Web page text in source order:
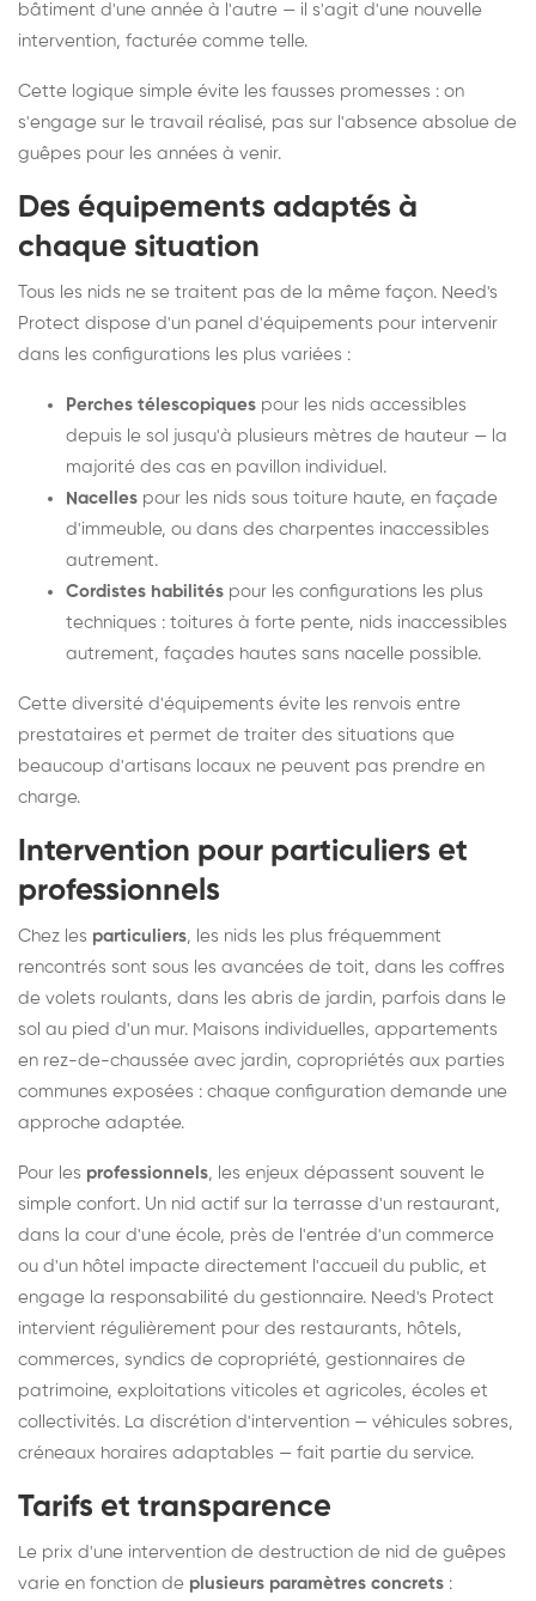
bâtiment d'une année à l'autre — il s'agit d'une nouvelle
intervention, facturée comme telle.
Cette logique simple évite les fausses promesses : on
s'engage sur le travail réalisé, pas sur l'absence absolue de
guêpes pour les années à venir.
Des équipements adaptés à
chaque situation
Tous les nids ne se traitent pas de la même façon. Need's
Protect dispose d'un panel d'équipements pour intervenir
dans les configurations les plus variées :
Perches télescopiques pour les nids accessibles
depuis le sol jusqu'à plusieurs mètres de hauteur — la
majorité des cas en pavillon individuel.
Nacelles pour les nids sous toiture haute, en façade
d'immeuble, ou dans des charpentes inaccessibles
autrement.
Cordistes habilités pour les configurations les plus
techniques : toitures à forte pente, nids inaccessibles
autrement, façades hautes sans nacelle possible.
Cette diversité d'équipements évite les renvois entre
prestataires et permet de traiter des situations que
beaucoup d'artisans locaux ne peuvent pas prendre en
charge.
Intervention pour particuliers et
professionnels
Chez les particuliers, les nids les plus fréquemment
rencontrés sont sous les avancées de toit, dans les coffres
de volets roulants, dans les abris de jardin, parfois dans le
sol au pied d'un mur. Maisons individuelles, appartements
en rez-de-chaussée avec jardin, copropriétés aux parties
communes exposées : chaque configuration demande une
approche adaptée.
Pour les professionnels, les enjeux dépassent souvent le
simple confort. Un nid actif sur la terrasse d'un restaurant,
dans la cour d'une école, près de l'entrée d'un commerce
ou d'un hôtel impacte directement l'accueil du public, et
engage la responsabilité du gestionnaire. Need's Protect
intervient régulièrement pour des restaurants, hôtels,
commerces, syndics de copropriété, gestionnaires de
patrimoine, exploitations viticoles et agricoles, écoles et
collectivités. La discrétion d'intervention — véhicules sobres,
créneaux horaires adaptables — fait partie du service.
Tarifs et transparence
Le prix d'une intervention de destruction de nid de guêpes
varie en fonction de plusieurs paramètres concrets :